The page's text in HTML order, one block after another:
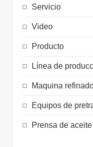
Servicio
Video
Producto
Línea de
Maquina
Equipos de
Prensa de